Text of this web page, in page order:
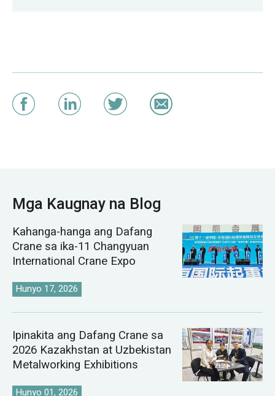
Mga Kaugnay na Blog
Kahanga-hanga ang Dafang
Crane sa ika-11 Changyuan
International Crane Expo
Hunyo 17, 2026
Ipinakita ang Dafang Crane sa
2026 Kazakhstan at Uzbekistan
Metalworking Exhibitions
Hunyo 01, 2026